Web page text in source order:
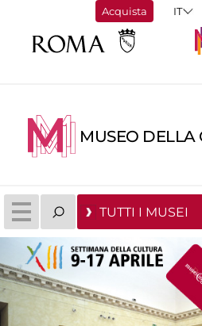
Acquista
MUSEO DELLA
TUTTI I MUSEI